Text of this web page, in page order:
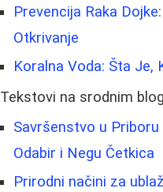
Prevencija Raka
Otkrivanje
Koralna Voda: Šta Je,
Tekstovi na srodnim
Savršenstvo u
Odabir i Negu Četkica
Prirodni načini za